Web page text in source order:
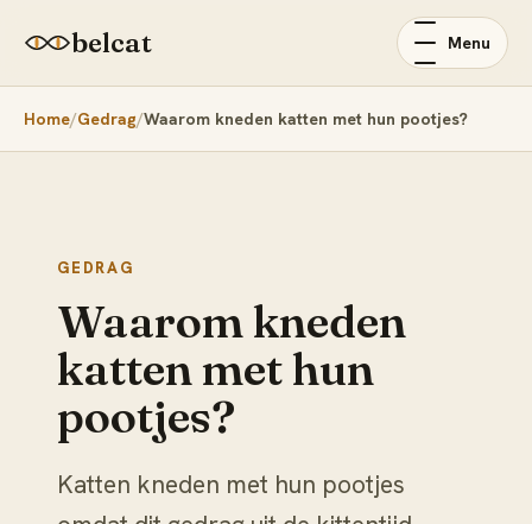
belcat Menu
Home Gedrag Waarom kneden katten met hun pootjes?
GEDRAG
Waarom kneden
katten met hun
pootjes?
Katten kneden met hun pootjes